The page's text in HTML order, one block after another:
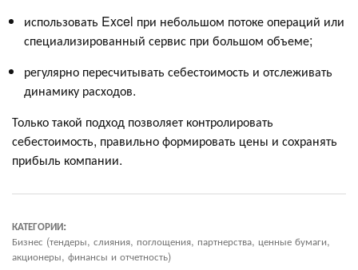
использовать Excel при небольшом потоке операций или
специализированный сервис при большом объеме;
регулярно пересчитывать себестоимость и отслеживать
динамику расходов.
Только такой подход позволяет контролировать
себестоимость, правильно формировать цены и сохранять
прибыль компании.
КАТЕГОРИИ:
Бизнес (тендеры, слияния, поглощения, партнерства, ценные бумаги,
акционеры, финансы и отчетность)